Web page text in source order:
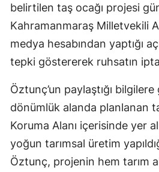
belirtilen taş ocağı projesi
Kahramanmaraş Milletvekili
medya hesabından yaptığı
tepki göstererek ruhsatın
Öztunç’un paylaştığı
dönümlük alanda planlanan
Koruma Alanı içerisinde yer
yoğun tarımsal üretim
Öztunç, projenin hem tarım